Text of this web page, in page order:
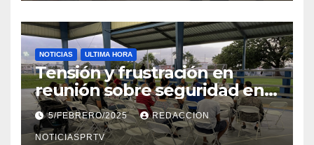
NOTICIAS ULTIMA HORA
Tensión y frustración en
reunión sobre seguridad en
Reparto Metropolitano
5/FEBRERO/2025 REDACCION
NOTICIASPRTV